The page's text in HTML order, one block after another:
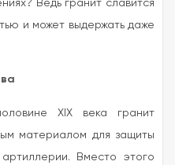
Ведь гранит славится
и может выдержать даже
XIX века гранит
материалом для защиты
Вместо этого